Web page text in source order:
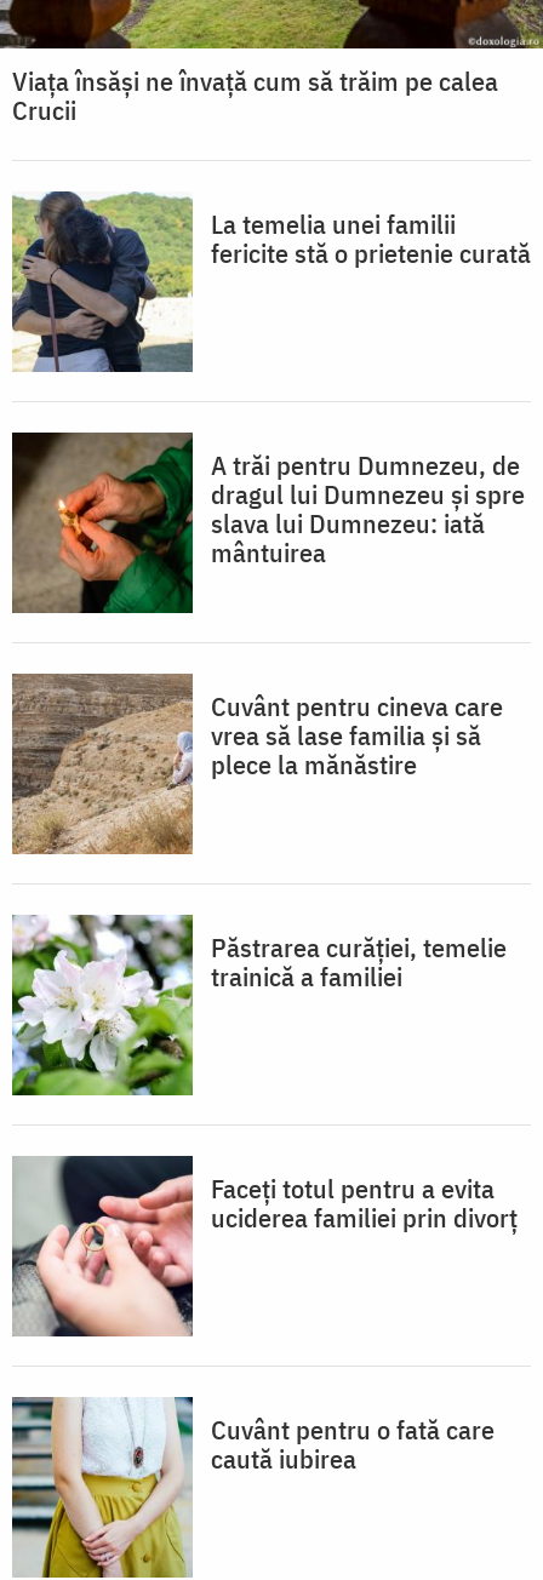
Viața însăși ne învață cum să trăim pe calea
Crucii
La temelia unei familii
fericite stă o prietenie curată
A trăi pentru Dumnezeu, de
dragul lui Dumnezeu și spre
slava lui Dumnezeu: iată
mântuirea
Cuvânt pentru cineva care
vrea să lase familia și să
plece la mănăstire
Păstrarea curăției, temelie
trainică a familiei
Faceți totul pentru a evita
uciderea familiei prin divorț
Cuvânt pentru o fată care
caută iubirea